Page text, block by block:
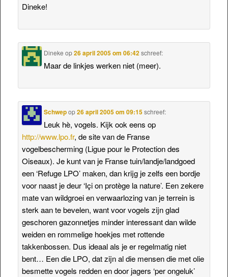
Dineke!
Dineke op26 april 2005 om 06:42 schreef:
Maar de linkjes werken niet (meer).
Schwepop26 april 2005 om 09:15 schreef:
Leuk hè, vogels. Kijk ook eens op
http://www.lpo.fr, de site van de Franse
vogelbescherming (Ligue pour le Protection des
Oiseaux). Je kunt van je Franse tuin/landje/landgoed
een ‘Refuge LPO’ maken, dan krijg je zelfs een bordje
voor naast je deur ‘Içi on protège la nature’. Een zekere
mate van wildgroei en verwaarlozing van je terrein is
sterk aan te bevelen, want voor vogels zijn glad
geschoren gazonnetjes minder interessant dan wilde
weiden en rommelige hoekjes met rottende
takkenbossen. Dus ideaal als je er regelmatig niet
bent… Een die LPO, dat zijn al die mensen die met olie
besmette vogels redden en door jagers ‘per ongeluk’